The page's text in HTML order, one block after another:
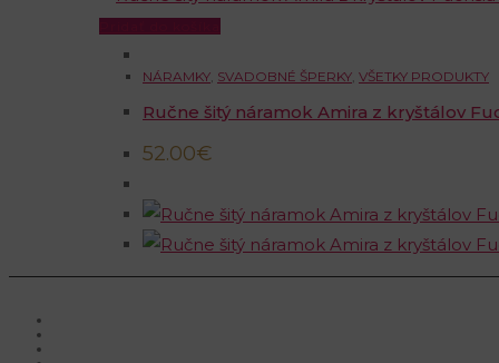
NÁRAMKY SVADOBNÉ ŠPERKY VŠETKY PRODUKTY
Ručne šitý náramok Amira z kryštálov
52.00€